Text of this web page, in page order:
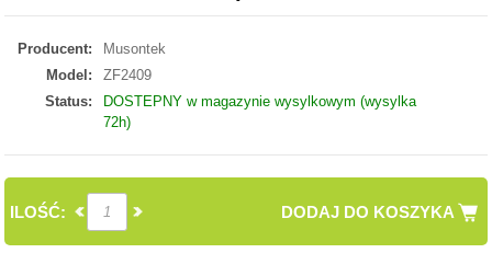
Producent:
Musontek
Model:
ZF2409
Status:
DOSTEPNY w magazynie wysylkowym (wysylka
72h)
DODAJ DO KOSZYKA
ILOŚĆ: